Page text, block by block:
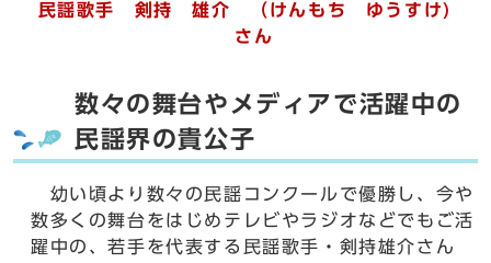
民謡歌手 剣持 雄介 （けんもち ゆうすけ)
さん
数々の舞台やメディアで活躍中の
民謡界の貴公子
幼い頃より数々の民謡コンクールで優勝し、今や
数多くの舞台をはじめテレビやラジオなどでもご活
躍中の、若手を代表する民謡歌手・剣持雄介さん